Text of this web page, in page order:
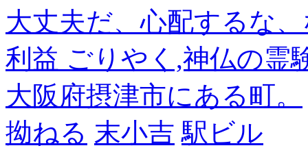
大丈夫だ、心配するな
利益 ごりやく,神仏の霊
大阪府摂津市にある町。
拗ねる 末小吉 駅ビル